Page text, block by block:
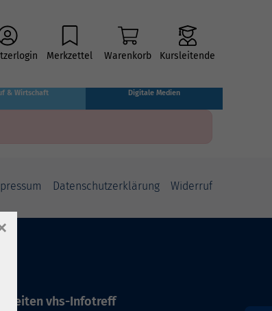
Merkzettel Warenkorb Kursleitende
& Wirtschaft Digitale Medien
Datenschutzerklärung Widerruf
vhs-Infotreff